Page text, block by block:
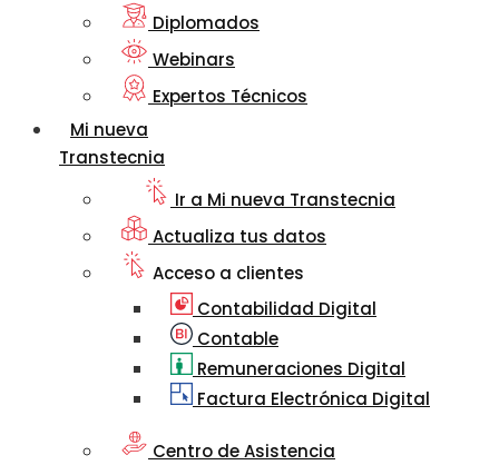
Diplomados
Webinars
Expertos Técnicos
Mi nueva
Transtecnia
Ir a Mi nueva Transtecnia
Actualiza tus datos
Acceso a clientes
Contabilidad Digital
Contable
Remuneraciones Digital
Factura Electrónica Digital
Centro de Asistencia